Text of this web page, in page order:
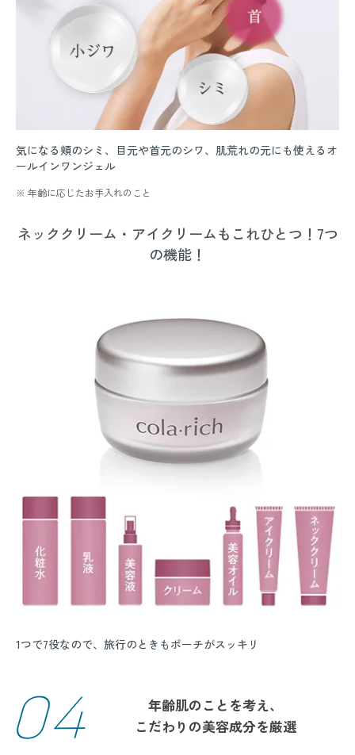
気になる頬のシミ、目元や首元のシワ、肌荒れの元にも使えるオ
ールインワンジェル
※ 年齢に応じたお手入れのこと
ネッククリーム・アイクリームもこれひとつ！7つ
の機能！
1つで7役なので、旅行のときもポーチがスッキリ
04
年齢肌のことを考え、
こだわりの美容成分を厳選